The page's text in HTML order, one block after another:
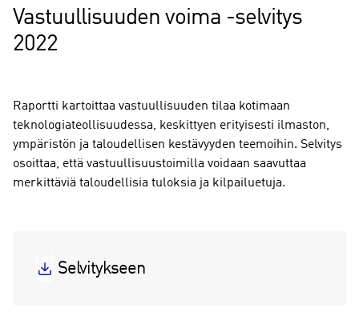
Vastuullisuuden voima -selvitys
2022
Raportti kartoittaa vastuullisuuden tilaa kotimaan
teknologiateollisuudessa, keskittyen erityisesti ilmaston,
ympäristön ja taloudellisen kestävyyden teemoihin. Selvitys
osoittaa, että vastuullisuustoimilla voidaan saavuttaa
merkittäviä taloudellisia tuloksia ja kilpailuetuja.
Selvitykseen
aa